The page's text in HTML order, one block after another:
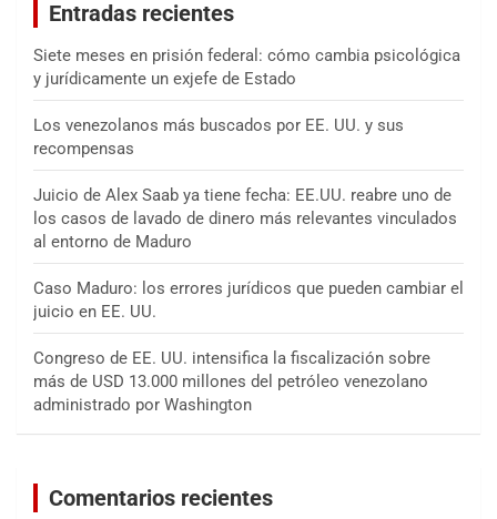
Entradas recientes
Siete meses en prisión federal: cómo cambia psicológica
y jurídicamente un exjefe de Estado
Los venezolanos más buscados por EE. UU. y sus
recompensas
Juicio de Alex Saab ya tiene fecha: EE.UU. reabre uno de
los casos de lavado de dinero más relevantes vinculados
al entorno de Maduro
Caso Maduro: los errores jurídicos que pueden cambiar el
juicio en EE. UU.
Congreso de EE. UU. intensifica la fiscalización sobre
más de USD 13.000 millones del petróleo venezolano
administrado por Washington
Comentarios recientes